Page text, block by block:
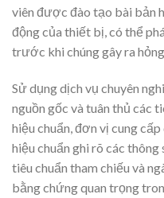
viên được đào tạo bài bản
động của thiết bị, có thể
trước khi chúng gây ra
Sử dụng dịch vụ chuyên
nguồn gốc và tuân thủ các
hiệu chuẩn, đơn vị cung
hiệu chuẩn ghi rõ các
tiêu chuẩn tham chiếu và
bằng chứng quan trọng